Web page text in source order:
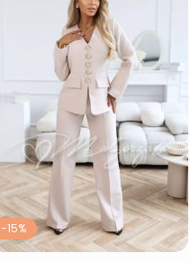
-15%